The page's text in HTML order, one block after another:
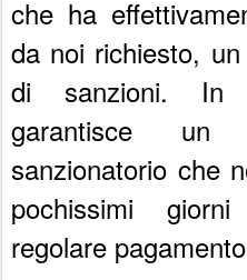
che ha
da noi richiesto,
di sanzioni. In
garantisce un
sanzionatorio che
pochissimi
regolare